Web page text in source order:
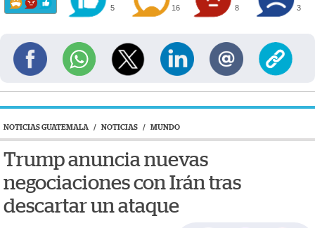
5 16 8 3
NOTICIAS GUATEMALA / NOTICIAS / MUNDO
Trump anuncia nuevas
negociaciones con Irán tras
descartar un ataque